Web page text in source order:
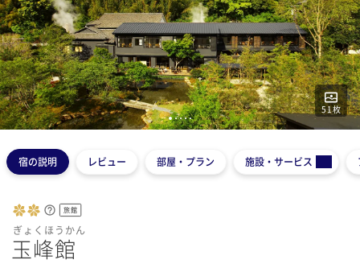
51枚
12345
宿の説明 レビュー 部屋・プラン 施設・サービス
旅館
ぎょくほうかん
玉峰館